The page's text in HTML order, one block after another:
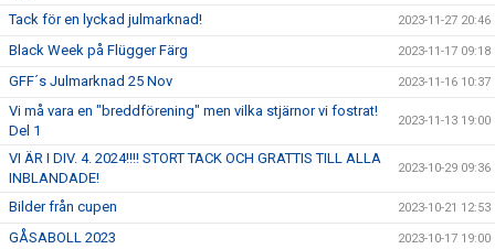
Tack för en lyckad julmarknad! 2023-11-27 20:46
Black Week på Flügger Färg 2023-11-17 09:18
GFF´s Julmarknad 25 Nov 2023-11-16 10:37
Vi må vara en "breddförening" men vilka stjärnor vi fostrat!
Del 1
2023-11-13 19:00
VI ÄR I DIV. 4. 2024!!!! STORT TACK OCH GRATTIS TILL ALLA
INBLANDADE!
2023-10-29 09:36
Bilder från cupen 2023-10-21 12:53
GÅSABOLL 2023 2023-10-17 19:00